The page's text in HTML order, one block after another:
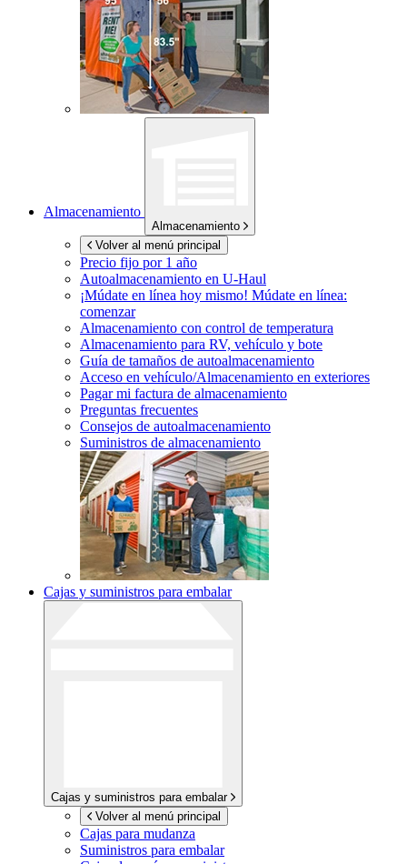
Almacenamiento
Almacenamiento
Volver al menú principal
Precio fijo por 1 año
Autoalmacenamiento en U-Haul
¡Múdate en línea hoy mismo! Múdate en línea:
comenzar
Almacenamiento con control de temperatura
Almacenamiento para RV, vehículo y bote
Guía de tamaños de autoalmacenamiento
Acceso en vehículo/Almacenamiento en exteriores
Pagar mi factura de almacenamiento
Preguntas frecuentes
Consejos de autoalmacenamiento
Suministros de almacenamiento
Cajas y suministros para embalar
Cajas y suministros para embalar
Volver al menú principal
Cajas para mudanza
Suministros para embalar